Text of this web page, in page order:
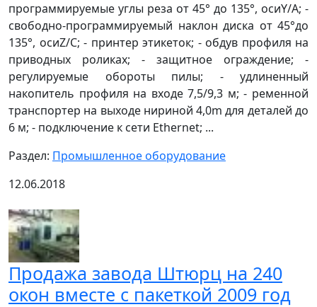
программируемые углы реза от 45° до 135°, осиY/A; -
свободно-программируемый наклон диска от 45°до
135°, осиZ/C; - принтер этикеток; - обдув профиля на
приводных роликах; - защитное ограждение; -
регулируемые обороты пилы; - удлиненный
накопитель профиля на входе 7,5/9,3 м; - ременной
транспортер на выходе нириной 4,0m для деталей до
6 м; - подключение к сети Ethernet; ...
Раздел: Промышленное оборудование
12.06.2018
Продажа завода Штюрц на 240
окон вместе с пакеткой 2009 год